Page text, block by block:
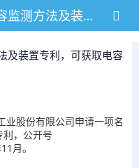
台达电子申请直流母线电容监测方法及装置专利，可获取电容监测值
及装置专利，可获取电容
业股份有限公司申请一项名
利，公开号
月。